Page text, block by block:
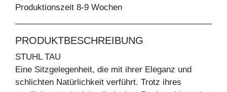
Produktionszeit 8-9 Wochen
PRODUKTBESCHREIBUNG
STUHL TAU
Eine Sitzgelegenheit, die mit ihrer Eleganz und
schlichten Natürlichkeit verführt. Trotz ihres